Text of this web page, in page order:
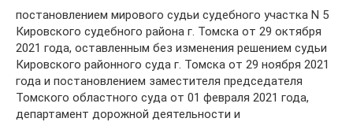
постановлением мирового судьи судебного участка N 5
Кировского судебного района г. Томска от 29 октября
2021 года, оставленным без изменения решением судьи
Кировского районного суда г. Томска от 29 ноября 2021
года и постановлением заместителя председателя
Томского областного суда от 01 февраля 2021 года,
департамент дорожной деятельности и